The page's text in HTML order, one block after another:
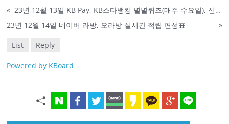
«
23년 12월 13일 KB Pay, KB스타뱅킹 별별퀴즈(매주 수요일), 신한, 옥션 퀴즈 정답
23년 12월 14일 네이버 라방, 오라방 실시간 적립 편성표
»
List Reply
Powered by KBoard